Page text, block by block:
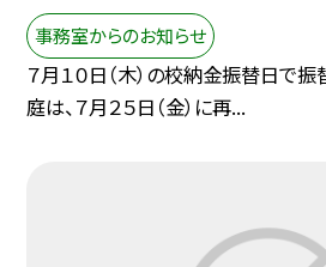
事務室からのお知らせ
７月１０日（木）の校納金振替日で
庭は、７月２５日（金）に再...